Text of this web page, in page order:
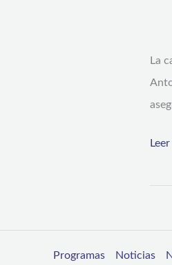
La
su
de
Programas Noticias